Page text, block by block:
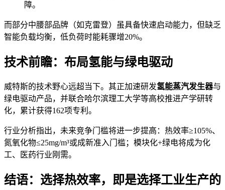
障。
而部分中腰部品牌（如克雷登）虽具备快速启动能力，但缺乏
智能负载均衡，低负荷时能耗骤增20%。
技术前瞻：布局氢能与绿电驱动
威特斯的技术野心远超当下。其正加速研发氢能蒸汽发生器与
绿电驱动产品，并联合哈尔滨理工大学等高校推进产学研转
化，累计获得162项专利。
行业分析指出，未来竞争门槛将进一步提高：热效率≥105%、
氮氧化物≤25mg/m³或成新准入门槛；模块化+绿电将成为化
工、医药行业刚需。
结语：选择热效率，即是选择工业生产的